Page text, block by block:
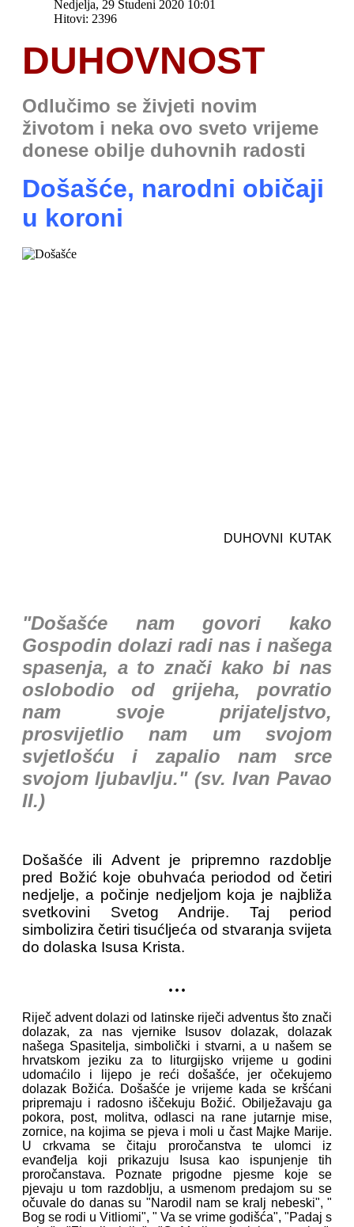
Nedjelja, 29 Studeni 2020 10:01
Hitovi: 2396
DUHOVNOST
Odlučimo se živjeti novim
životom i neka ovo sveto vrijeme
donese obilje duhovnih radosti
Došašće, narodni običaji
u koroni
DUHOVNI KUTAK
"Došašće nam govori kako
Gospodin dolazi radi nas i našega
spasenja, a to znači kako bi nas
oslobodio od grijeha, povratio
nam svoje prijateljstvo,
prosvijetlio nam um svojom
svjetlošću i zapalio nam srce
svojom ljubavlju." (sv. Ivan Pavao
II.)
Došašće ili Advent je pripremno razdoblje
pred Božić koje obuhvaća periodod od četiri
nedjelje, a počinje nedjeljom koja je najbliža
svetkovini Svetog Andrije. Taj period
simbolizira četiri tisućljeća od stvaranja svijeta
do dolaska Isusa Krista.
...
Riječ advent dolazi od latinske riječi adventus što znači
dolazak, za nas vjernike Isusov dolazak, dolazak
našega Spasitelja, simbolički i stvarni, a u našem se
hrvatskom jeziku za to liturgijsko vrijeme u godini
udomaćilo i lijepo je reći došašće, jer očekujemo
dolazak Božića. Došašće je vrijeme kada se kršćani
pripremaju i radosno iščekuju Božić. Obilježavaju ga
pokora, post, molitva, odlasci na rane jutarnje mise,
zornice, na kojima se pjeva i moli u čast Majke Marije.
U crkvama se čitaju proročanstva te ulomci iz
evanđelja koji prikazuju Isusa kao ispunjenje tih
proročanstava. Poznate prigodne pjesme koje se
pjevaju u tom razdoblju, a usmenom predajom su se
očuvale do danas su "Narodil nam se kralj nebeski", "
Bog se rodi u Vitliomi", " Va se vrime godišća", "Padaj s